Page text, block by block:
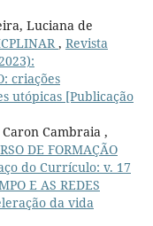
Luciana de
, Revista
criações
utópicas [Publicação
Cambraia ,
DE FORMAÇÃO
do Currículo: v. 17
E AS REDES
da vida